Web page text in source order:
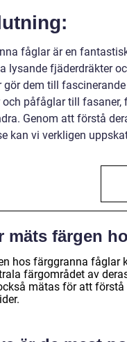
fåglar är en
lysande fjäderdräkter
gör dem till
och påfåglar till
Genom att förstå
kan vi verkligen
mäts färgen
hos färggranna fåglar
färgområdet av
mätas för att